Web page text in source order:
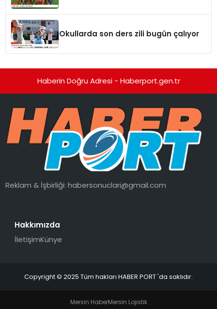
Okullarda son ders zili bugün çalıyor
Haberin Doğru Adresi - Haberport.gen.tr
Reklam & İşbirliği:habersonuclari@gmail.com
Hakkımızda
İletişimKünye
Copyright © 2025 Tüm hakları HABER PORT 'da saklıdır.
Mersin HaberMersin Lojistik